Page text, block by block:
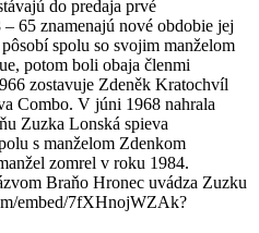
do predaja prvé
65 znamenajú nové obdobie jej
spolu so svojim manželom
potom boli obaja členmi
zostavuje Zdeněk Kratochvíl
Combo. V júni 1968 nahrala
Zuzka Lonská spieva
s manželom Zdenkom
zomrel v roku 1984.
Braňo Hronec uvádza Zuzku
embed/7fXHnojWZAk?